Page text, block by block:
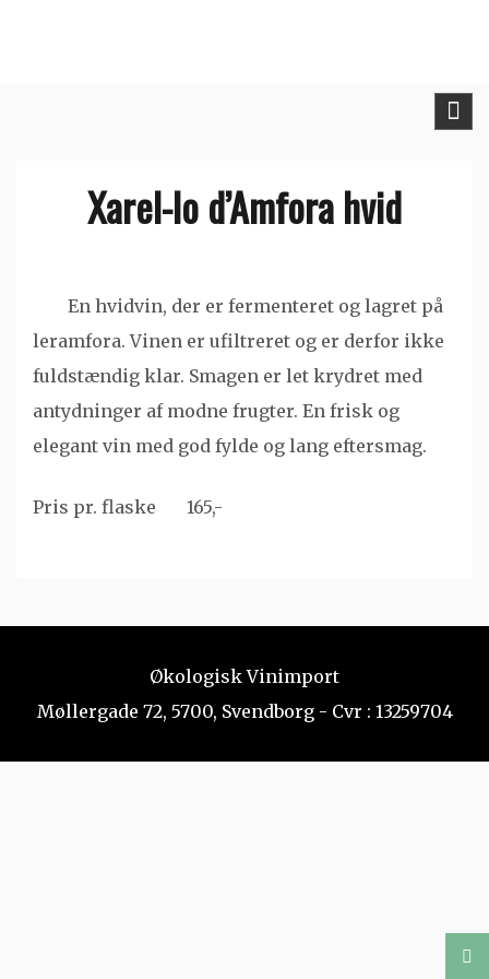
Xarel-lo d’Amfora hvid
En hvidvin, der er fermenteret og lagret på
leramfora. Vinen er ufiltreret og er derfor ikke
fuldstændig klar. Smagen er let krydret med
antydninger af modne frugter. En frisk og
elegant vin med god fylde og lang eftersmag.
Pris pr. flaske 165,-
Økologisk Vinimport
Møllergade 72, 5700, Svendborg - Cvr : 13259704